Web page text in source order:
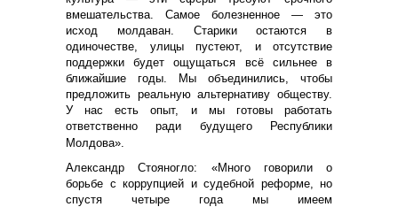
вмешательства. Самое болезненное — это
исход молдаван. Старики остаются в
одиночестве, улицы пустеют, и отсутствие
поддержки будет ощущаться всё сильнее в
ближайшие годы. Мы объединились, чтобы
предложить реальную альтернативу обществу.
У нас есть опыт, и мы готовы работать
ответственно ради будущего Республики
Молдова».
Александр Стояногло: «Много говорили о
борьбе с коррупцией и судебной реформе, но
спустя четыре года мы имеем